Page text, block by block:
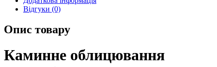
Відгуки (0)
Опис товару
Каминне облицювання